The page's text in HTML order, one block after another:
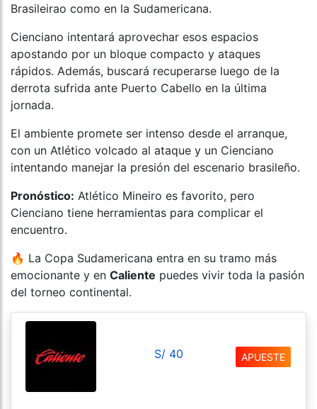
Brasileirao como en la Sudamericana.
Cienciano intentará aprovechar esos espacios
apostando por un bloque compacto y ataques
rápidos. Además, buscará recuperarse luego de la
derrota sufrida ante Puerto Cabello en la última
jornada.
El ambiente promete ser intenso desde el arranque,
con un Atlético volcado al ataque y un Cienciano
intentando manejar la presión del escenario brasileño.
Pronóstico: Atlético Mineiro es favorito, pero
Cienciano tiene herramientas para complicar el
encuentro.
🔥 La Copa Sudamericana entra en su tramo más
emocionante y en Caliente puedes vivir toda la pasión
del torneo continental.
S/ 40 APUESTE